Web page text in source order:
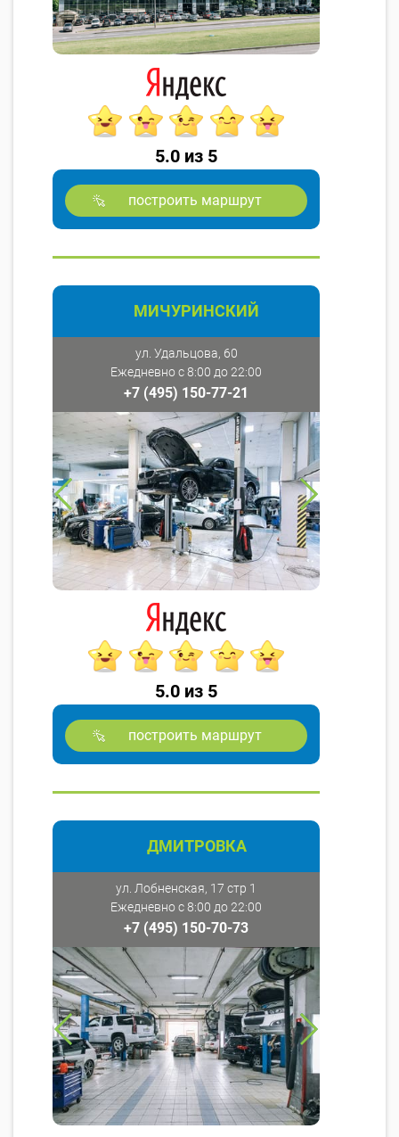
5.0 из 5
построить маршрут
МИЧУРИНСКИЙ
ул. Удальцова, 60
Ежедневно с 8:00 до 22:00
+7 (495) 150-77-21
5.0 из 5
построить маршрут
ДМИТРОВКА
ул. Лобненская, 17 стр 1
Ежедневно с 8:00 до 22:00
+7 (495) 150-70-73